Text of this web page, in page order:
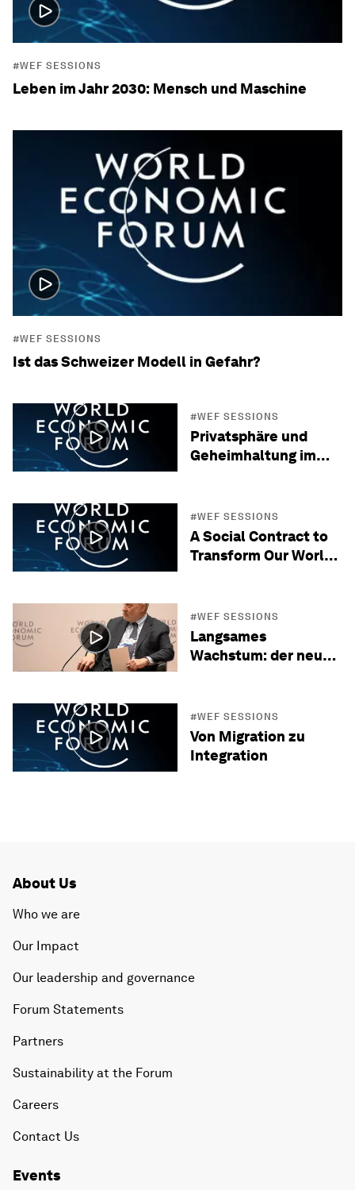
#WEF SESSIONS
Leben im Jahr 2030: Mensch und Maschine
#WEF SESSIONS
Ist das Schweizer Modell in Gefahr?
#WEF SESSIONS
Privatsphäre und
Geheimhaltung im
#WEF SESSIONS
A Social Contract to
Transform Our World
#WEF SESSIONS
Langsames
Wachstum: der neue
#WEF SESSIONS
Von Migration zu
Integration
About Us
Who we are
Our Impact
Our leadership and governance
Forum Statements
Partners
Sustainability at the Forum
Careers
Contact Us
Events